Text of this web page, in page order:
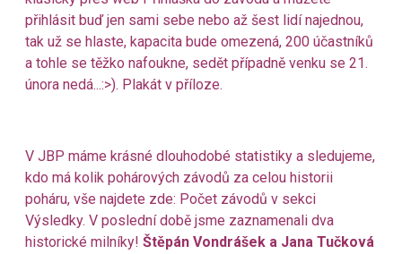
přihlásit buď jen sami sebe nebo až šest lidí najednou,
tak už se hlaste, kapacita bude omezená, 200 účastníků
a tohle se těžko nafoukne, sedět případně venku se 21.
února nedá...:>). Plakát v příloze.
V JBP máme krásné dlouhodobé statistiky a sledujeme,
kdo má kolik pohárových závodů za celou historii
poháru, vše najdete zde: Počet závodů v sekci
Výsledky. V poslední době jsme zaznamenali dva
historické milníky! Štěpán Vondrášek a Jana Tučková